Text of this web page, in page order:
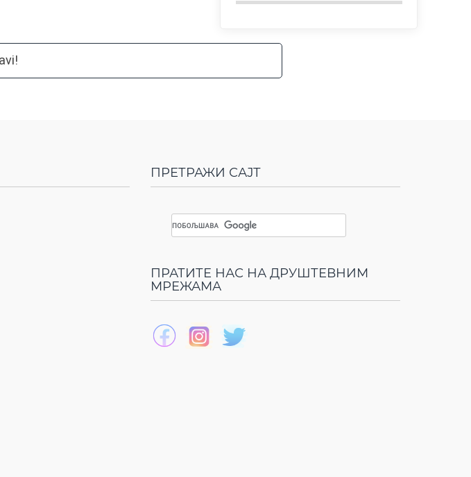
ПРЕТРАЖИ САЈТ
ПРАТИТЕ НАС НА ДРУШТЕВНИМ
МРЕЖАМА